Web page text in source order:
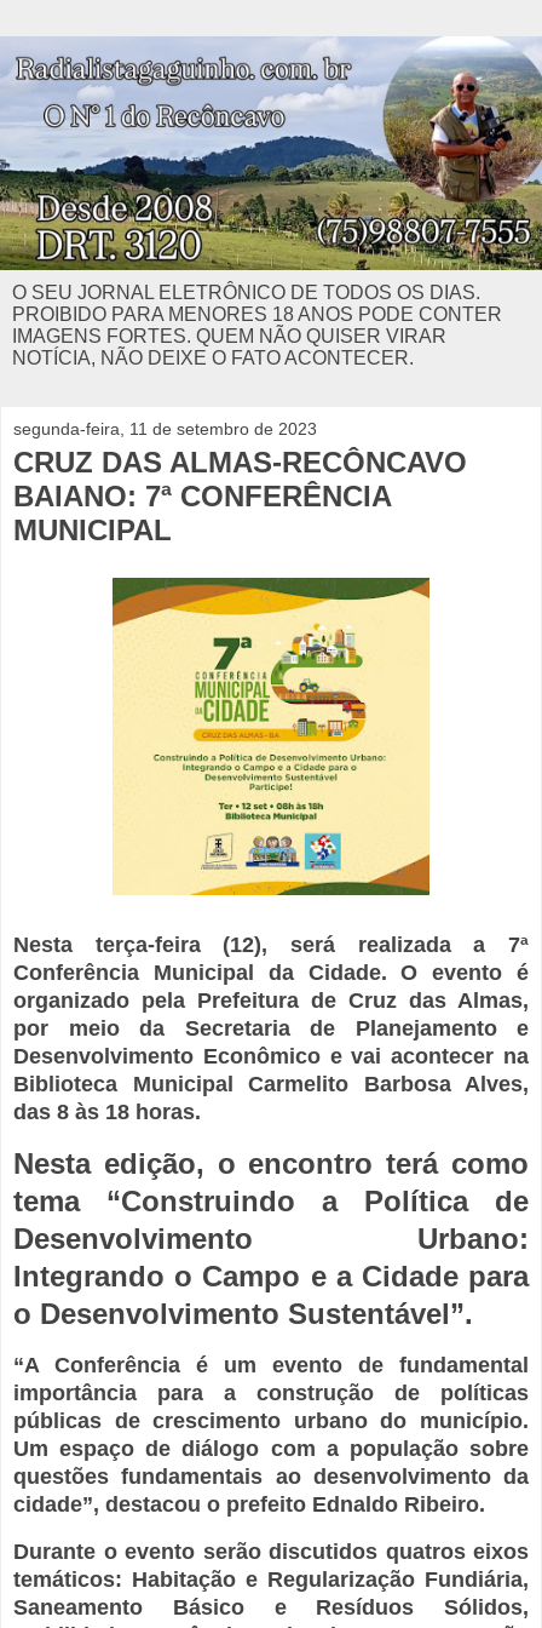
O SEU JORNAL ELETRÔNICO DE TODOS OS DIAS.
PROIBIDO PARA MENORES 18 ANOS PODE CONTER
IMAGENS FORTES. QUEM NÃO QUISER VIRAR
NOTÍCIA, NÃO DEIXE O FATO ACONTECER.
segunda-feira, 11 de setembro de 2023
CRUZ DAS ALMAS-RECÔNCAVO
BAIANO: 7ª CONFERÊNCIA
MUNICIPAL
Nesta terça-feira (12), será realizada a 7ª
Conferência Municipal da Cidade. O evento é
organizado pela Prefeitura de Cruz das Almas,
por meio da Secretaria de Planejamento e
Desenvolvimento Econômico e vai acontecer na
Biblioteca Municipal Carmelito Barbosa Alves,
das 8 às 18 horas.
Nesta edição, o encontro terá como
tema “Construindo a Política de
Desenvolvimento Urbano:
Integrando o Campo e a Cidade para
o Desenvolvimento Sustentável”.
“A Conferência é um evento de fundamental
importância para a construção de políticas
públicas de crescimento urbano do município.
Um espaço de diálogo com a população sobre
questões fundamentais ao desenvolvimento da
cidade”, destacou o prefeito Ednaldo Ribeiro.
Durante o evento serão discutidos quatros eixos
temáticos: Habitação e Regularização Fundiária,
Saneamento Básico e Resíduos Sólidos,